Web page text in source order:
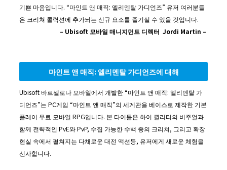
기쁜 마음입니다. “마인트 앤 매직: 엘리멘탈 가디언즈” 유저 여러분들
은 크리쳐 콜력션에 추가되는 신규 요소를 즐기실 수 있을 것입니다.
– Ubisoft 모바일 매니지먼트 디렉터 Jordi Martin –
마인트 앤 매직: 엘리멘탈가디언즈에 대해
Ubisoft 바르셀로나 모바일에서 개발한 “마인트 앤 매직: 엘리멘탈 가
디언즈”는 PC게임 “마인트 앤 매직”의 세계관을 베이스로 제작한 기본
플레이 무료 모바일 RPG입니다. 본 타이틀은 하이 퀼리티의 비주얼과
함께 전략적인 PvE와 PvP, 수집 가능한 수백 종의 크리쳐, 그리고 확장
현실 속에서 펼쳐지는 다채로운 대전 액션등, 유저에게 새로운 체험을
선사합니다.